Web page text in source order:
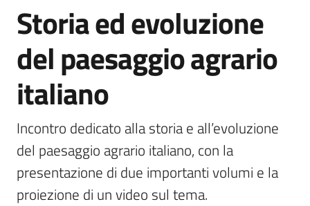
Novità
Menu selezionato
Servizi
l'Unione
Salta al contenuto
Storia ed evoluzione
del paesaggio agrario
italiano
Incontro dedicato alla storia e all’evoluzione
del paesaggio agrario italiano, con la
presentazione di due importanti volumi e la
proiezione di un video sul tema.